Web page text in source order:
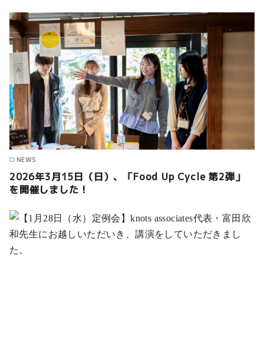
NEWS
2026年3月15日（日）、「Food Up Cycle 第2弾」
を開催しました！